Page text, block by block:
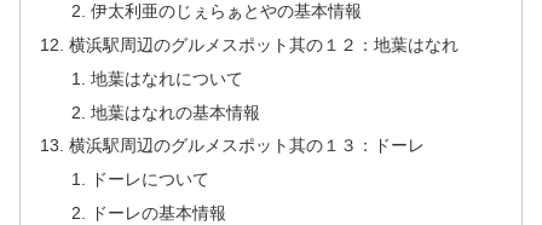
伊太利亜のじぇらぁとやの基本情報
横浜駅周辺のグルメスポット其の１２：地葉はなれ
地葉はなれについて
地葉はなれの基本情報
横浜駅周辺のグルメスポット其の１３：ドーレ
ドーレについて
ドーレの基本情報